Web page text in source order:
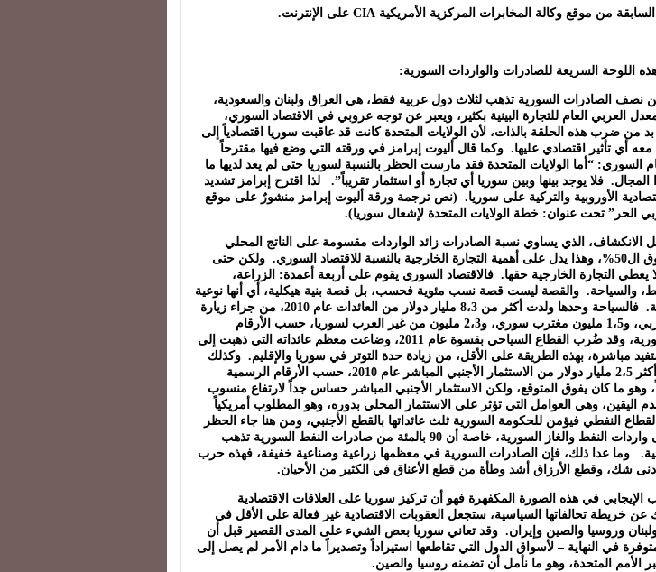
السابقة من موقع وكالة المخابرات المركزية الأمريكيةCIA على الإنترنت.
اللوحة السريعة للصادرات والواردات السورية:
نصف الصادرات السورية تذهب لثلاث دول عربية فقط، هي العراق ولبنان والسعودية،
العربي العام للتجارة البينية بكثير، ويعبر عن توجه عروبي في الاقتصاد السوري،
من ضرب هذه الحلقة بالذات، لأن الولايات المتحدة كانت قد عاقبت سوريا اقتصادياً إلى
معه أي تأثير اقتصادي عليها. وكما قال أليوت إبرامز في ورقته التي وضع فيها مقترحاً
السوري: “أما الولايات المتحدة فقد مارست الحظر بالنسبة لسوريا حتى لم يعد لديها ما
فلا يوجد بينها وبين سوريا أي تجارة أو استثمار تقريباً”. لذا اقترح إبرامز تشديد
الأوروبية والتركية على سوريا. (نص ترجمة ورقة أليوت إبرامز منشورٌ على موقع
الحر” تحت عنوان: خطة الولايات المتحدة لإشعال سوريا).
الذي يساوي نسبة الصادرات زائد الواردات مقسومة على الناتج المحلي
الإجمالي، يفوق ال50%، وهذا يدل على أهمية التجارة الخارجية بالنسبة للاقتصاد السوري. ولكن حتى
يعطي التجارة الخارجية حقها. فالاقتصاد السوري يقوم على أربعة أعمدة: الزراعة،
والسياحة. والقصة ليست قصة نسب مئوية فحسب، بل قصة بنية هيكلية، أي أنها نوعية
أكثر منها كمية. فالسياحة وحدها ولدت أكثر من 8،3 مليار دولار من العائدات عام 2010، من جراء زيارة
4،6 مليون عربي، و1،5 مليون مغترب سوري، و2،3 مليون من غير العرب لسوريا، حسب الأرقام
الرسمية السورية، وقد ضُرب القطاع السياحي بقسوة عام 2011، وضاعت معظم عائداته التي ذهبت إلى
مباشرة، بهذه الطريقة على الأقل، من زيادة حدة التوتر في سوريا والإقليم. وكذلك
تلقت سوريا أكثر 2،5 مليار دولار من الاستثمار الأجنبي المباشر عام 2010، حسب الأرقام الرسمية
وهو ما كان يفوق المتوقع، ولكن الاستثمار الأجنبي المباشر حساس جداً لارتفاع منسوب
اليقين، وهي العوامل التي تؤثر على الاستثمار المحلي بدوره، وهو المطلوب أمريكياً
النفطي فيؤمن للحكومة السورية ثلث عائداتها بالقطع الأجنبي، ومن هنا جاء الحظر
الأوروبي على واردات النفط والغاز السورية، خاصة أن 90 بالمئة من صادرات النفط السورية تذهب
وما عدا ذلك، فإن الصادرات السورية في معظمها زراعية وصناعية خفيفة، فهذه حرب
أدنى شك، وقطع الأرزاق أشد وطأة من قطع الأعناق في الكثير من الأحيان.
الإيجابي في هذه الصورة المكفهرة فهو أن تركيز سوريا على العلاقات الاقتصادية
عن خريطة تحالفاتها السياسية، ستجعل العقوبات الاقتصادية غير فعالة على الأقل في
وروسيا والصين وإيران. وقد تعاني سوريا بعض الشيء على المدى القصير قبل أن
في النهاية – لأسواق الدول التي تقاطعها استيراداً وتصديراً ما دام الأمر لم يصل إلى
الأمم المتحدة، وهو ما نأمل أن تضمنه روسيا والصين.